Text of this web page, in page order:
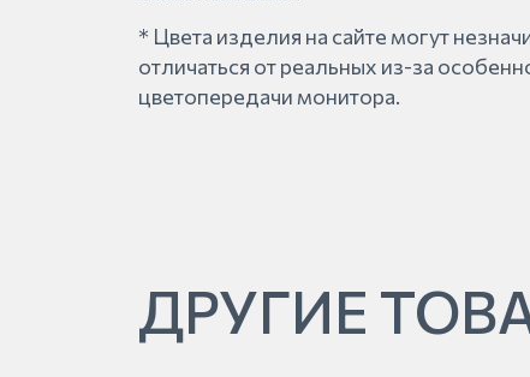
* Цвета изделия на сайте могут
отличаться от реальных из-за
цветопередачи монитора.
ДРУГИЕ